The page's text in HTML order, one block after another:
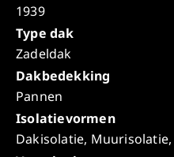
1939
Type dak
Zadeldak
Dakbedekking
Pannen
Isolatievormen
Dakisolatie,